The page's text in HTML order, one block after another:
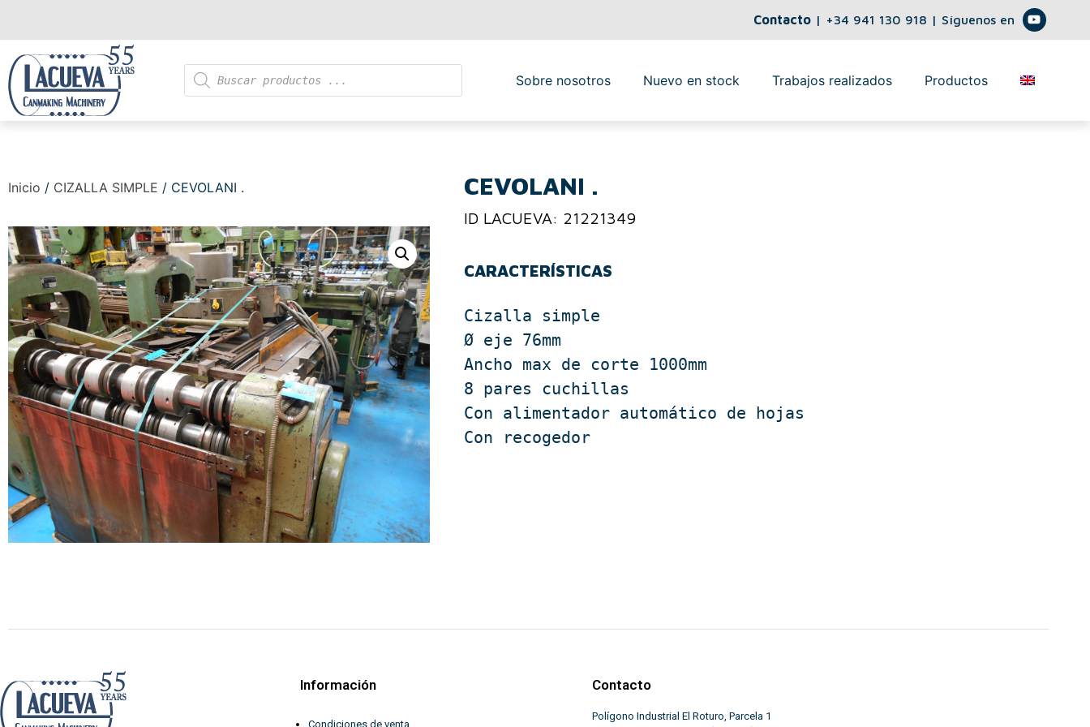
Contacto | +34 941 130 918 | Síguenos en
Sobre nosotros Nuevo en stock Trabajos realizados Productos
Inicio / CIZALLA SIMPLE / CEVOLANI . CEVOLANI .
ID LACUEVA: 21221349
CARACTERÍSTICAS
Cizalla simple
Ø eje 76mm
Ancho max de corte 1000mm
8 pares cuchillas
Con alimentador automático de hojas
Con recogedor
Información
Condiciones de venta
Contacto
Polígono Industrial El Roturo, Parcela 1